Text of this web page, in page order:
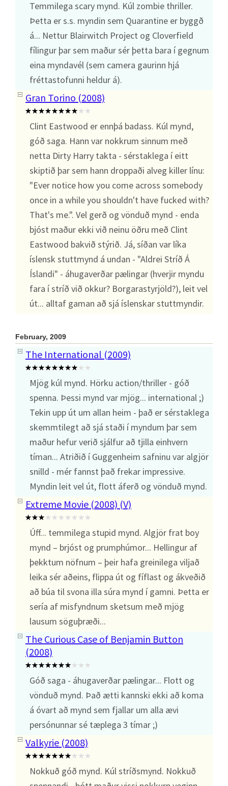
Temmilega scary mynd. Kúl zombie thriller.
Þetta er s.s. myndin sem Quarantine er byggð
á... Nettur Blairwitch Project og Cloverfield
fílingur þar sem maður sér þetta bara í gegnum
eina myndavél (sem camera gaurinn hjá
fréttastofunni heldur á).
Gran Torino (2008)
Clint Eastwood er ennþá badass. Kúl mynd,
góð saga. Hann var nokkrum sinnum með
netta Dirty Harry takta - sérstaklega í eitt
skiptið þar sem hann droppaði alveg killer línu:
"Ever notice how you come across somebody
once in a while you shouldn't have fucked with?
That's me.". Vel gerð og vönduð mynd - enda
bjóst maður ekki við neinu öðru með Clint
Eastwood bakvið stýrið. Já, síðan var líka
íslensk stuttmynd á undan - "Aldrei Stríð Á
Íslandi" - áhugaverðar pælingar (hverjir myndu
fara í stríð við okkur? Borgarastyrjöld?), leit vel
út... alltaf gaman að sjá íslenskar stuttmyndir.
February, 2009
The International (2009)
Mjög kúl mynd. Hörku action/thriller - góð
spenna. Þessi mynd var mjög... international ;)
Tekin upp út um allan heim - það er sérstaklega
skemmtilegt að sjá staði í myndum þar sem
maður hefur verið sjálfur að tjilla einhvern
tíman... Atriðið í Guggenheim safninu var algjör
snilld - mér fannst það frekar impressive.
Myndin leit vel út, flott áferð og vönduð mynd.
Extreme Movie (2008) (V)
Úff... temmilega stupid mynd. Algjör frat boy
mynd – brjóst og prumphúmor... Hellingur af
þekktum nöfnum – þeir hafa greinilega viljað
leika sér aðeins, flippa út og fíflast og ákveðið
að búa til svona illa súra mynd í gamni. Þetta er
sería af misfyndnum sketsum með mjög
lausum söguþræði...
The Curious Case of Benjamin Button
(2008)
Góð saga - áhugaverðar pælingar... Flott og
vönduð mynd. Það ætti kannski ekki að koma
á óvart að mynd sem fjallar um alla ævi
persónunnar sé tæplega 3 tímar ;)
Valkyrie (2008)
Nokkuð góð mynd. Kúl stríðsmynd. Nokkuð